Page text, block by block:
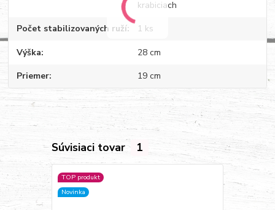
krabiciach
Počet stabilizovaných ruží 1 ks
Výška 28 cm
Priemer 19 cm
Súvisiaci tovar 1
TOP produkt
Novinka